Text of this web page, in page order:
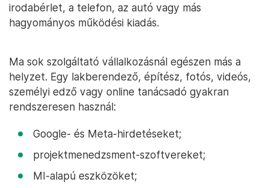
irodabérlet, a telefon, az autó vagy más
hagyományos működési kiadás.
Ma sok szolgáltató vállalkozásnál egészen más a
helyzet. Egy lakberendező, építész, fotós, videós,
személyi edző vagy online tanácsadó gyakran
rendszeresen használ:
Google- és Meta-hirdetéseket;
projektmenedzsment-szoftvereket;
MI-alapú eszközöket;